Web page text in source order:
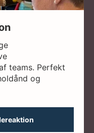
teams. Perfekt
og